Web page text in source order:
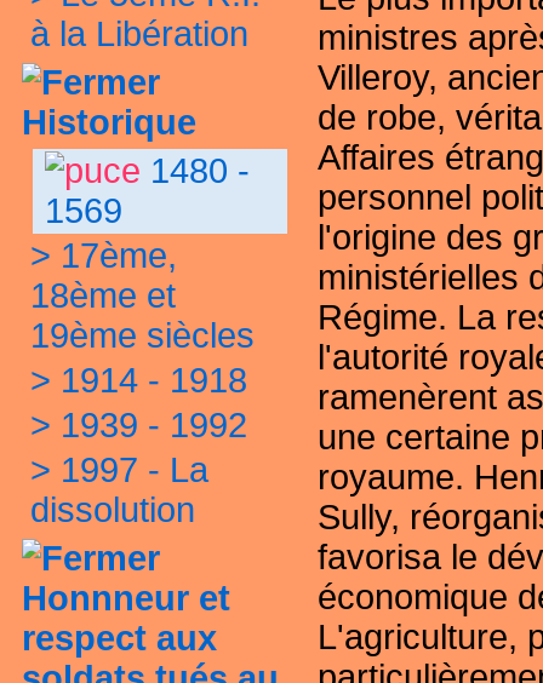
à la Libération
Historique
1480 -
1569
> 17ème,
18ème et
19ème siècles
> 1914 - 1918
> 1939 - 1992
> 1997 - La
dissolution
Honnneur et
respect aux
ministres
Villeroy,
de robe,
Affaires
personnel
l'origine des
ministérielles
Régime. La
l'autorité
ramenèrent
une certaine
royaume.
Sully,
favorisa le
économique
L'agriculture,